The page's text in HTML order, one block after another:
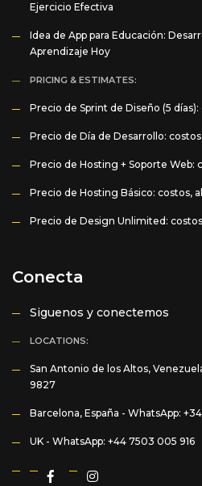
Ejercicio Efectiva
Idea de App para Educación:
Aprendizaje Hoy
PRICING & ESTIMATES:
Precio de Sprint de Diseño (5
Precio de Día de Desarrollo:
Precio de Hosting + Soporte Web:
Precio de Hosting Básico: costos,
Precio de Design Unlimited:
Conecta
Siguenos y conectemos
LOCATIONS:
San Antonio de los Altos,
9827
Barcelona, España - WhatsApp:
UK - WhatsApp: +44 7503 005 916